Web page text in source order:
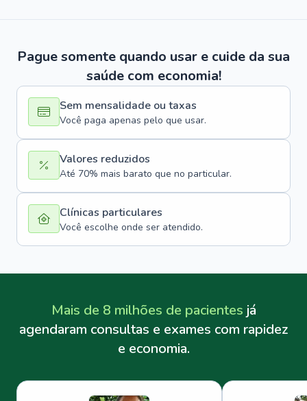
Pague somente quando usar e cuide da sua
saúde com economia!
Sem mensalidade ou taxas
Você paga apenas pelo que usar.
Valores reduzidos
Até 70% mais barato que no particular.
Clínicas particulares
Você escolhe onde ser atendido.
Mais de 8 milhões de pacientes já
agendaram consultas e exames com rapidez
e economia.